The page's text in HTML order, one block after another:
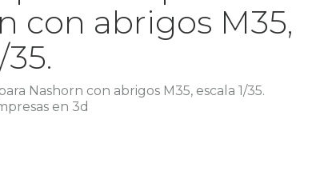
con abrigos M35,
Nashorn con abrigos M35, escala 1/35.
en 3d